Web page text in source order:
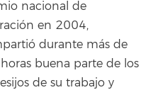
nacional de
en 2004,
durante más de
buena parte de los
de su trabajo y